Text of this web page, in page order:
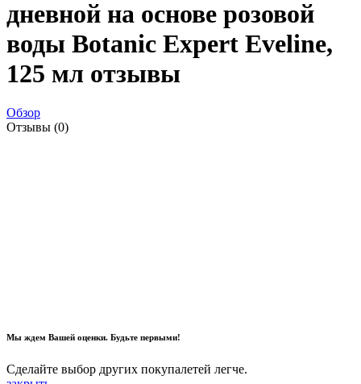
дневной на основе розовой
воды Botanic Expert Eveline,
125 мл отзывы
Обзор
Отзывы (0)
Мы ждем Вашей оценки. Будьте первыми!
Сделайте выбор других покупалетей легче.